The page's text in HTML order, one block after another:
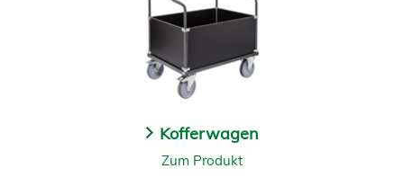
Kofferwagen
Zum Produkt